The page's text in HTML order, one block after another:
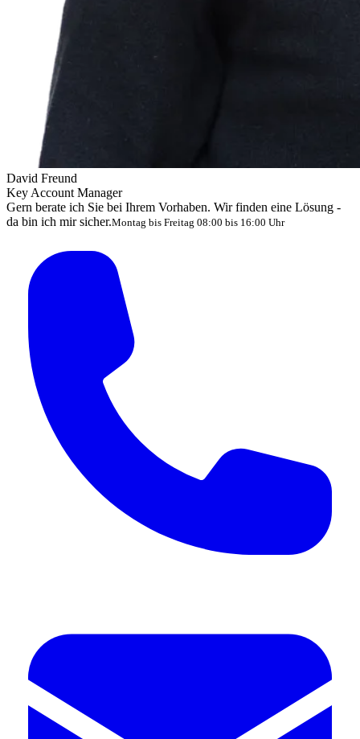
David Freund
Key Account Manager
Gern berate ich Sie bei Ihrem Vorhaben. Wir finden eine Lösung -
da bin ich mir sicher.Montag bis Freitag 08:00 bis 16:00 Uhr